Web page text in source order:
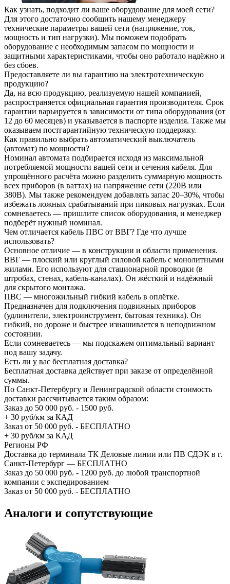
Как узнать, подходит ли ваше оборудование для моей сети?
Для этого достаточно сообщить нашему менеджеру
технические параметры вашей сети (напряжение, ток,
мощность и тип нагрузки). Мы поможем подобрать
оборудование с необходимым запасом по мощности и
защитными характеристиками, чтобы оно работало надёжно и
без сбоев.
Предоставляете ли вы гарантию на электротехническую
продукцию?
Да, на всю продукцию, реализуемую нашей компанией,
распространяется официальная гарантия производителя. Срок
гарантии варьируется в зависимости от типа оборудования (от
12 до 60 месяцев) и указывается в паспорте изделия. Также мы
оказываем постгарантийную техническую поддержку.
Как правильно выбрать автоматический выключатель
(автомат) по мощности?
Номинал автомата подбирается исходя из максимальной
потребляемой мощности вашей сети и сечения кабеля. Для
упрощённого расчёта можно разделить суммарную мощность
всех приборов (в ваттах) на напряжение сети (220В или
380В). Мы также рекомендуем добавлять запас 20–30%, чтобы
избежать ложных срабатываний при пиковых нагрузках. Если
сомневаетесь — пришлите список оборудования, и менеджер
подберёт нужный номинал.
Чем отличается кабель ПВС от ВВГ? Где что лучше
использовать?
Основное отличие — в конструкции и области применения.
ВВГ — плоский или круглый силовой кабель с монолитными
жилами. Его используют для стационарной проводки (в
штробах, стенах, кабель-каналах). Он жёсткий и надёжный
для скрытого монтажа.
ПВС — многожильный гибкий кабель в оплётке.
Предназначен для подключения подвижных приборов
(удлинители, электроинструмент, бытовая техника). Он
гибкий, но дороже и быстрее изнашивается в неподвижном
состоянии.
Если сомневаетесь — мы подскажем оптимальный вариант
под вашу задачу.
Есть ли у вас бесплатная доставка?
Бесплатная доставка действует при заказе от определённой
суммы.
По Санкт-Петербургу и Ленинградской области стоимость
доставки рассчитывается таким образом:
Заказ до 50 000 руб. - 1500 руб.
+ 30 руб/км за КАД
Заказ от 50 000 руб. - БЕСПЛАТНО
+ 30 руб/км за КАД
Регионы РФ
Доставка до терминала ТК Деловые линии или ПВ СДЭК в г.
Санкт-Петербург — БЕСПЛАТНО
Заказ до 50 000 руб. - 1200 руб. до любой транспортной
компании с экспедированием
Заказ от 50 000 руб. - БЕСПЛАТНО
Аналоги и сопутствующие